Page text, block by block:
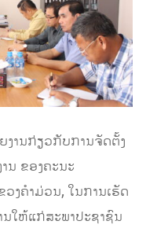
ງານກ່ຽວກັບການຈັດຕັ້ງ
ນ ຂອງຄະນະ
ງຄໍາມ່ວນ, ໃນການເຮັດ
ໃຫ້ແກ່ສະພາປະຊາຊົນ